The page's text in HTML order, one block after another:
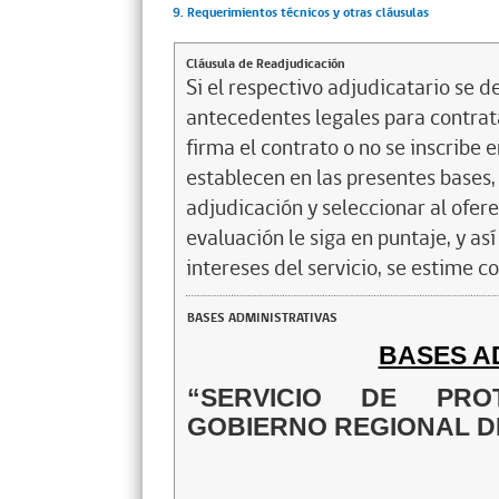
9. Requerimientos técnicos y otras cláusulas
Cláusula de Readjudicación
Si el respectivo adjudicatario se
antecedentes legales para
firma el contrato o no se inscribe
establecen en las presentes
adjudicación y seleccionar al
evaluación le siga en puntaje, y
intereses del servicio, se estime
BASES ADMINISTRATIVAS
BASES
“SERVICIO DE
GOBIERNO REGIONAL